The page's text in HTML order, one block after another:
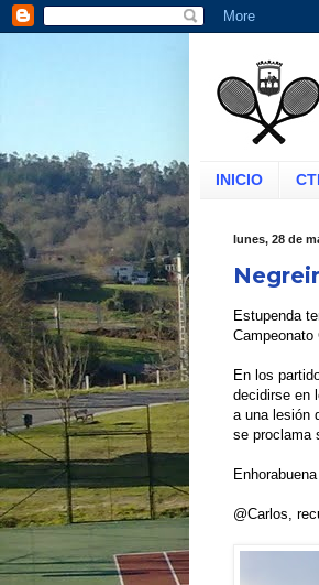
INICIO
lunes, 28 de
Estupenda
Campeonato
En los
decidirse en
a una lesión
se proclama
@Carlos,